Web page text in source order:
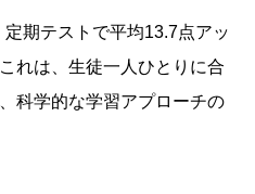
期テストで平均13.7点アッ
れは、生徒一人ひとりに合
科学的な学習アプローチの